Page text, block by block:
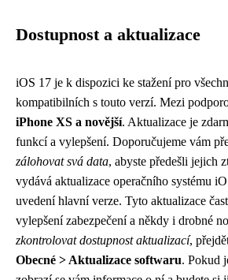
Dostupnost a aktualizace
iOS 17 je k dispozici ke stažení pro
kompatibilních s touto verzí. Mezi
iPhone XS a novější. Aktualizace je
funkcí a vylepšení. Doporučujeme vám
zálohovat svá data, abyste předešli jejich
vydává aktualizace operačního systému
uvedení hlavní verze. Tyto aktualizace
vylepšení zabezpečení a někdy i drobné
zkontrolovat dostupnost aktualizací,
Obecné > Aktualizace softwaru. Pokud